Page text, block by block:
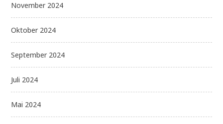
November 2024
Oktober 2024
September 2024
Juli 2024
Mai 2024